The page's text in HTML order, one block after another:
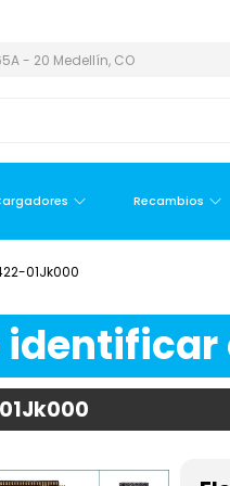
- 20 Medellín, CO
Recambios
01Jk000